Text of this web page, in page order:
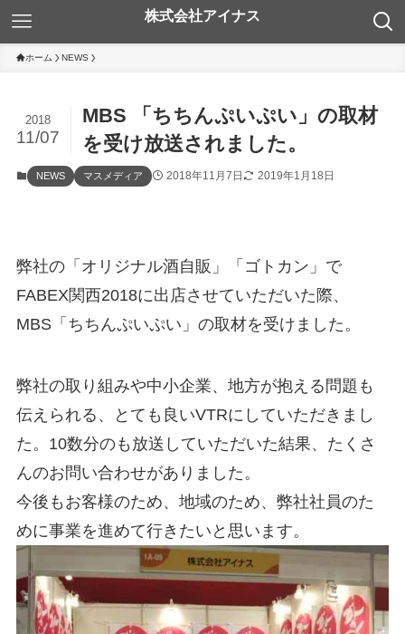
ホーム NEWS
MBS 「ちちんぷいぷい」の取材
を受け放送されました。
2018
11/07
NEWS マスメディア 2018年11月7日 2019年1月18日
弊社の「オリジナル酒自販」「ゴトカン」で
FABEX関西2018に出店させていただいた際、
MBS「ちちんぷいぷい」の取材を受けました。
弊社の取り組みや中小企業、地方が抱える問題も
伝えられる、とても良いVTRにしていただきまし
た。10数分のも放送していただいた結果、たくさ
んのお問い合わせがありました。
今後もお客様のため、地域のため、弊社社員のた
めに事業を進めて行きたいと思います。